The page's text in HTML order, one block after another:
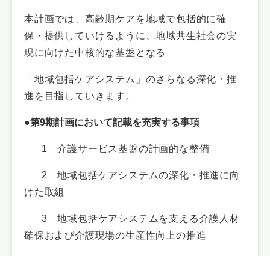
本計画では、高齢期ケアを地域で包括的に確
保・提供していけるように、地域共生社会の実
現に向けた中核的な基盤となる
「地域包括ケアシステム」のさらなる深化・推
進を目指していきます。
●第9期計画において記載を充実する事項
1 介護サービス基盤の計画的な整備
2 地域包括ケアシステムの深化・推進に向
けた取組
3 地域包括ケアシステムを支える介護人材
確保および介護現場の生産性向上の推進